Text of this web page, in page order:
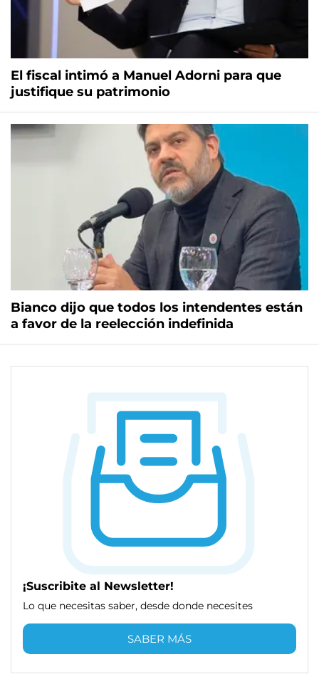
El fiscal intimó a Manuel Adorni para que
justifique su patrimonio
Bianco dijo que todos los intendentes están
a favor de la reelección indefinida
¡Suscribite al Newsletter!
Lo que necesitas saber, desde donde necesites
SABER MÁS